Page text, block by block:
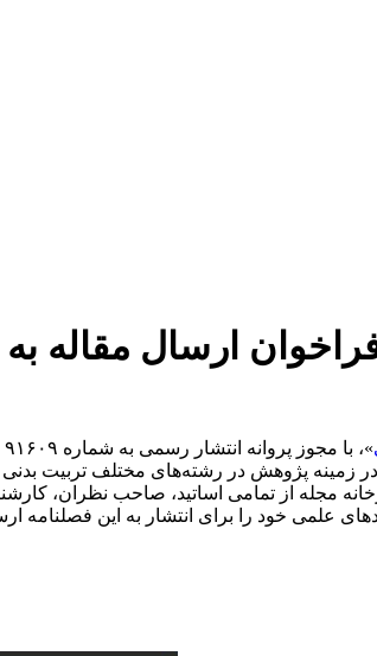
در زمینه پژوهش در رشته‌های مختلف تربیت
مجله از تمامی اساتید، صاحب نظران،
علمی خود را برای انتشار به این فصلنامه